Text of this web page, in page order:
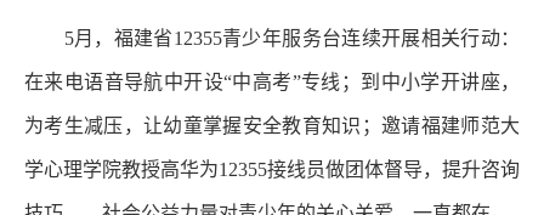
5月，福建省12355青少年服务台连续开展相关行动：
在来电语音导航中开设“中高考”专线；到中小学开讲座，
为考生减压，让幼童掌握安全教育知识；邀请福建师范大
学心理学院教授高华为12355接线员做团体督导，提升咨询